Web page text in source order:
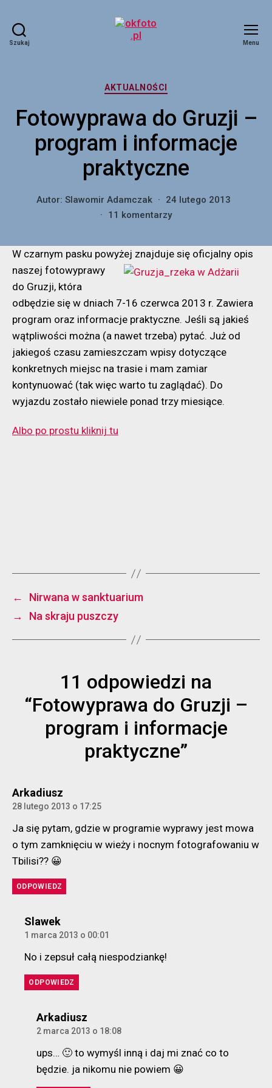
Szukaj Menu
Kategorie
AKTUALNOŚCI
Fotowyprawa do Gruzji –
program i informacje
praktyczne
Autor: Slawomir Adamczak
24 lutego 2013
11 komentarzydo
Gruzji
informacje
praktyczne
W czarnym pasku powyżej znajduje się oficjalny opis
naszej fotowyprawy
do Gruzji, która
odbędzie się w dniach 7-16 czerwca 2013 r. Zawiera
program oraz informacje praktyczne. Jeśli są jakieś
wątpliwości można (a nawet trzeba) pytać. Już od
jakiegoś czasu zamieszczam wpisy dotyczące
konkretnych miejsc na trasie i mam zamiar
kontynuować (tak więc warto tu zaglądać). Do
wyjazdu zostało niewiele ponad trzy miesiące.
Albo po prostu kliknij tu
←
Nirwana w sanktuarium
→
Na skraju puszczy
11 odpowiedzi na
“Fotowyprawa do Gruzji –
program i informacje
praktyczne”
Arkadiusz
28 lutego 2013 o 17:25
Ja się pytam, gdzie w programie wyprawy jest mowa
o tym zamknięciu w wieży i nocnym fotografowaniu w
Tbilisi?? 😀
ODPOWIEDZ
Slawekkomentarz:
1 marca 2013 o 00:01
No i zepsuł całą niespodziankę!
ODPOWIEDZ
Arkadiuszkomentarz:
2 marca 2013 o 18:08
ups… 🙂 to wymyśl inną i daj mi znać co to
będzie. ja nikomu nie powiem 😀